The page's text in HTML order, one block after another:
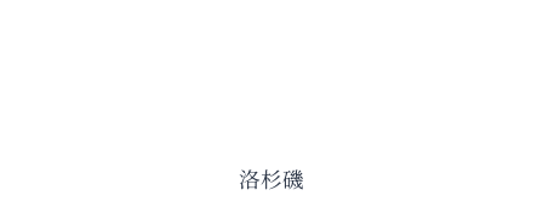
洛杉磯